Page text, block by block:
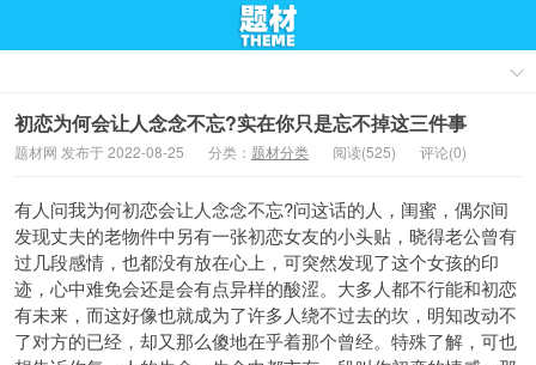
初恋为何会让人念念不忘?实在你只是忘不掉这三件事
题材网 发布于 2022-08-25 分类： 题材分类 阅读(525) 评论(0)
有人问我为何初恋会让人念念不忘?问这话的人，闺蜜，偶尔间
发现丈夫的老物件中另有一张初恋女友的小头贴，晓得老公曾有
过几段感情，也都没有放在心上，可突然发现了这个女孩的印
迹，心中难免会还是会有点异样的酸涩。大多人都不行能和初恋
有未来，而这好像也就成为了许多人绕不过去的坎，明知改动不
了对方的已经，却又那么傻地在乎着那个曾经。特殊了解，可也